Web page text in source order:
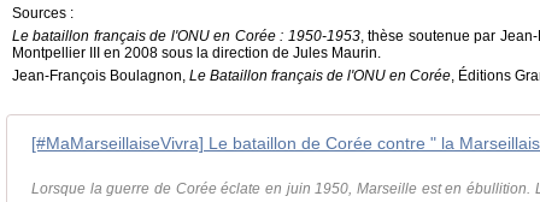
Sources :
Le bataillon français de l'ONU en Corée : 1950-1953, thèse soutenue par
Montpellier III en 2008 sous la direction de Jules Maurin.
Jean-François Boulagnon, Le Bataillon français de l'ONU en Corée, Éditions
[#MaMarseillaiseVivra] Le bataillon de Corée contre " la
Lorsque la guerre de Corée éclate en juin 1950, Marseille est en ébullition.